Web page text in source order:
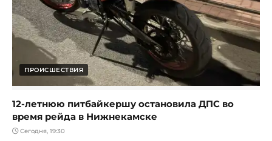
ПРОИСШЕСТВИЯ
12-летнюю питбайкершу остановила ДПС во
время рейда в Нижнекамске
Сегодня, 19:30